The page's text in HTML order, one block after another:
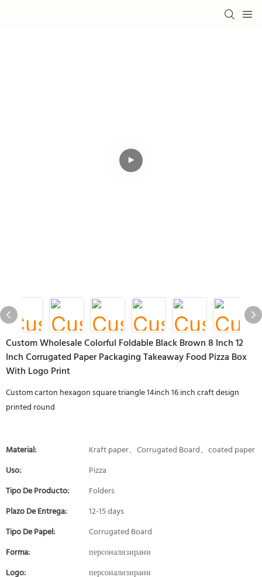
Custom Wholesale Colorful Foldable Black Brown 8 Inch 12
Inch Corrugated Paper Packaging Takeaway Food Pizza Box
With Logo Print
Custom carton hexagon square triangle 14inch 16 inch craft design
printed round
Material:
Kraft paper、Corrugated Board、coated paper
Uso:
Pizza
Tipo De Producto:
Folders
Plazo De Entrega:
12-15 days
Tipo De Papel:
Corrugated Board
Forma:
персонализирани
Logo:
персонализирани